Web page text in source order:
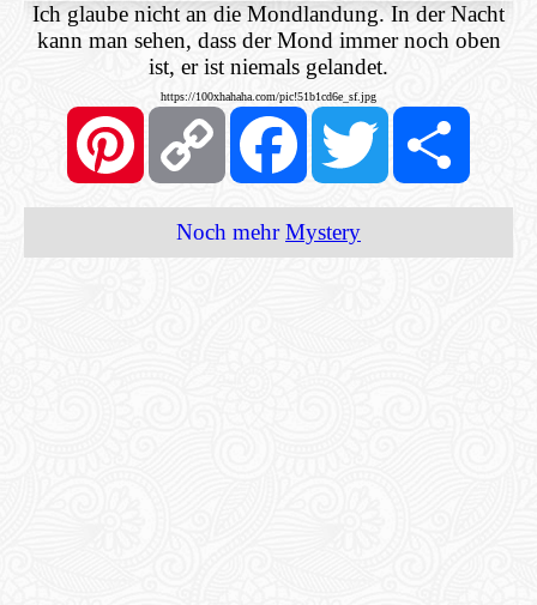
Ich glaube nicht an die Mondlandung. In der Nacht
kann man sehen, dass der Mond immer noch oben
ist, er ist niemals gelandet.
https://100xhahaha.com/pic!51b1cd6e_sf.jpg
Pinterest Copy
Link
FacebookTwitter
Noch mehrMystery